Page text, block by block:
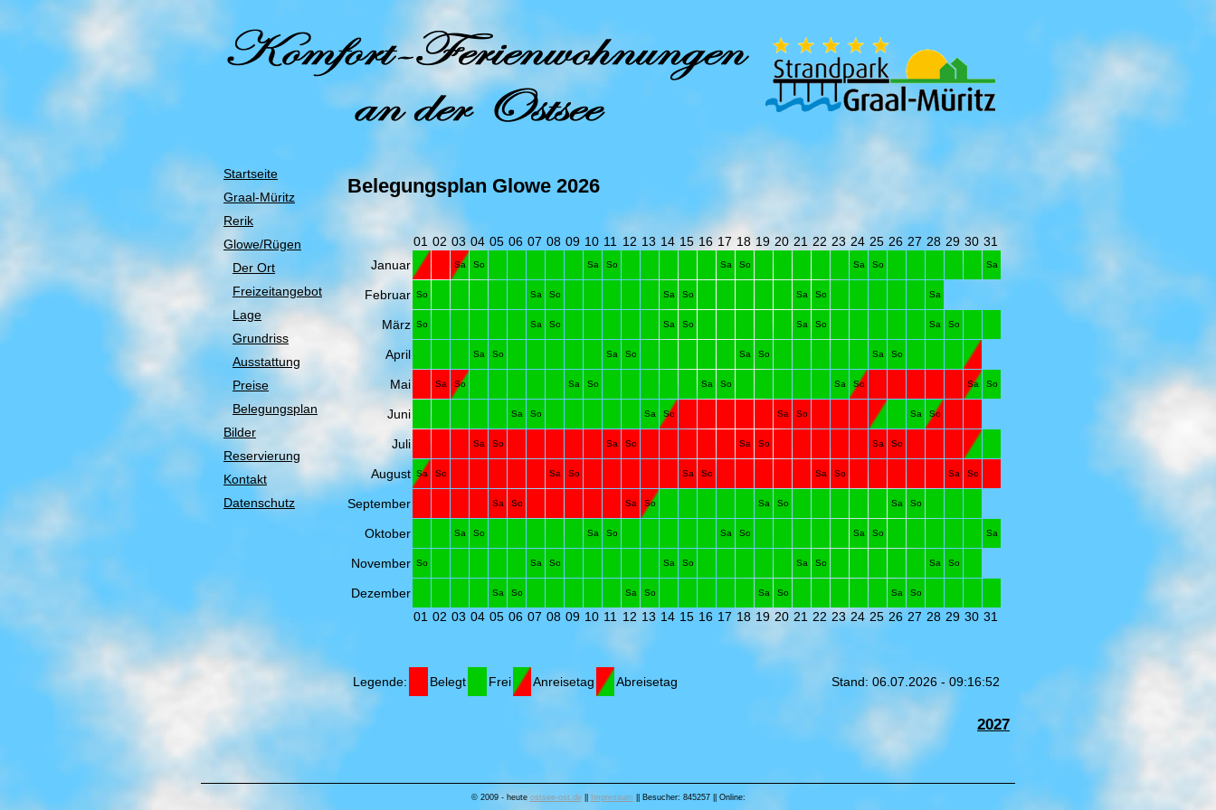
Startseite
Graal-Müritz
Rerik
Glowe/Rügen
Der Ort
Freizeitangebot
Lage
Grundriss
Ausstattung
Preise
Belegungsplan
Bilder
Reservierung
Kontakt
Datenschutz
Belegungsplan Glowe 2026
01 02 03 04 05 06 07 08 09 10 11 12 13 14 15 16 17 18 19 20 21 22 23 24 25 26 27 28 29 30 31
Januar
Sa So Sa So Sa So Sa So Sa
Februar So Sa So Sa So Sa So Sa
März So Sa So Sa So Sa So Sa So
April Sa So Sa So Sa So Sa So
Mai Sa So Sa So Sa So Sa So Sa So
Juni Sa So Sa So Sa So Sa So
Juli Sa So Sa So Sa So Sa So
August Sa So Sa So Sa So Sa So Sa So
September Sa So Sa So Sa So Sa So
Oktober Sa So Sa So Sa So Sa So Sa
November So Sa So Sa So Sa So Sa So
Dezember Sa So Sa So Sa So Sa So
01 02 03 04 05 06 07 08 09 10 11 12 13 14 15 16 17 18 19 20 21 22 23 24 25 26 27 28 29 30 31
Legende: Belegt Frei Anreisetag Abreisetag Stand: 06.07.2026 - 09:16:52
2027
© 2009 - heute ostsee-ost.de|| Impressum || Besucher: 845257 || Online: